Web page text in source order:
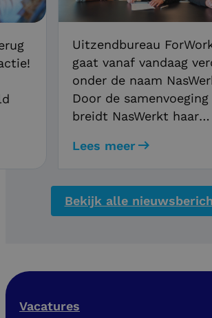
Uitzendbureau
gaat vanaf vandaag
onder de naam
Door de samenvoeging
breidt NasWerkt haar
ontstaan er meer
opdrachtgevers en
kandidaten, waaronder
Lees meer
Bekijk alle
Vacatures